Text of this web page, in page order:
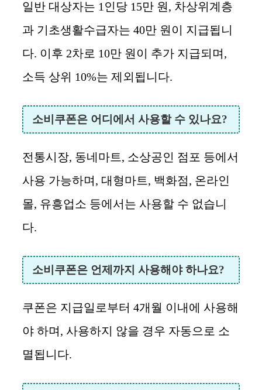
일반 대상자는 1인당 15만 원, 차상위계층
과 기초생활수급자는 40만 원이 지급됩니
다. 이후 2차로 10만 원이 추가 지급되며,
소득 상위 10%는 제외됩니다.
소비쿠폰은 어디에서 사용할 수 있나요?
전통시장, 동네마트, 소상공인 점포 등에서
사용 가능하며, 대형마트, 백화점, 온라인
몰, 유흥업소 등에서는 사용할 수 없습니
다.
소비쿠폰은 언제까지 사용해야 하나요?
쿠폰은 지급일로부터 4개월 이내에 사용해
야 하며, 사용하지 않을 경우 자동으로 소
멸됩니다.